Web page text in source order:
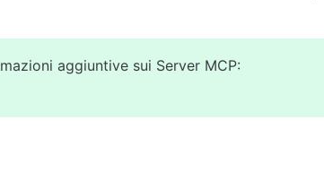
aggiuntive sui Server MCP: